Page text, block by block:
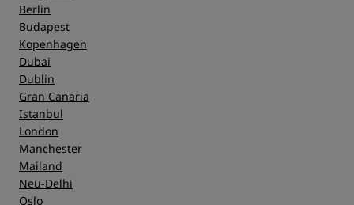
Berlin
Budapest
Kopenhagen
Dubai
Dublin
Gran Canaria
Istanbul
London
Manchester
Mailand
Neu-Delhi
Oslo